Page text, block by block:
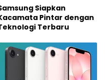
Siapkan
Pintar dengan
Terbaru